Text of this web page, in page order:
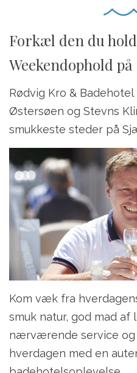
Forkæl den du
Weekendophold
Rødvig Kro &
Østersøen og Stevns
smukkeste steder på
Kom væk fra
smuk natur, god mad af
nærværende service og
hverdagen med en